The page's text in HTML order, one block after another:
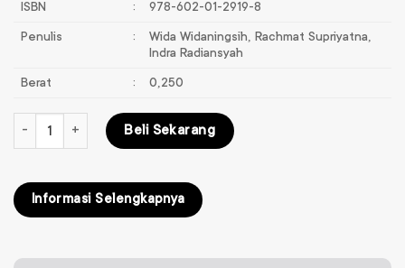
ISBN : 978-602-01-2919-8
Penulis :
Wida Widaningsih, Rachmat Supriyatna,
Indra Radiansyah
Berat : 0,250
Kuantitas Ilmu Pengetahuan Alam & Sosial SD 4
Beli Sekarang
Informasi Selengkapnya